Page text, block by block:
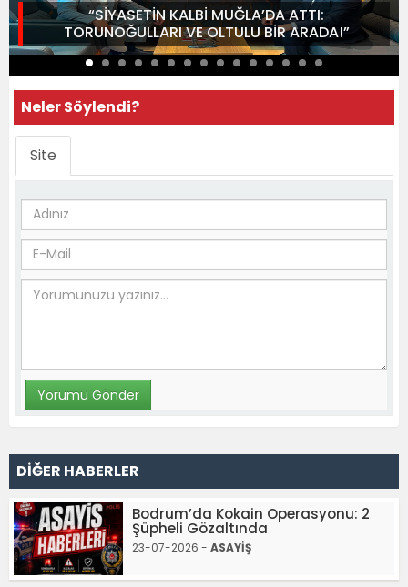
“SİYASETİN KALBİ MUĞLA’DA ATTI:
TORUNOĞULLARI VE OLTULU BİR ARADA!”
Neler Söylendi?
Site
DİĞER HABERLER
Bodrum’da Kokain Operasyonu: 2
Şüpheli Gözaltında
23-07-2026 - ASAYİŞ